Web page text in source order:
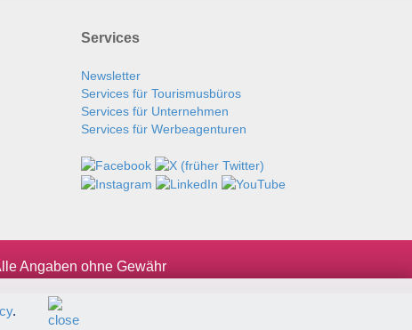
Services
Newsletter
Services für Tourismusbüros
Services für Unternehmen
Services für Werbeagenturen
Angaben ohne Gewähr
.